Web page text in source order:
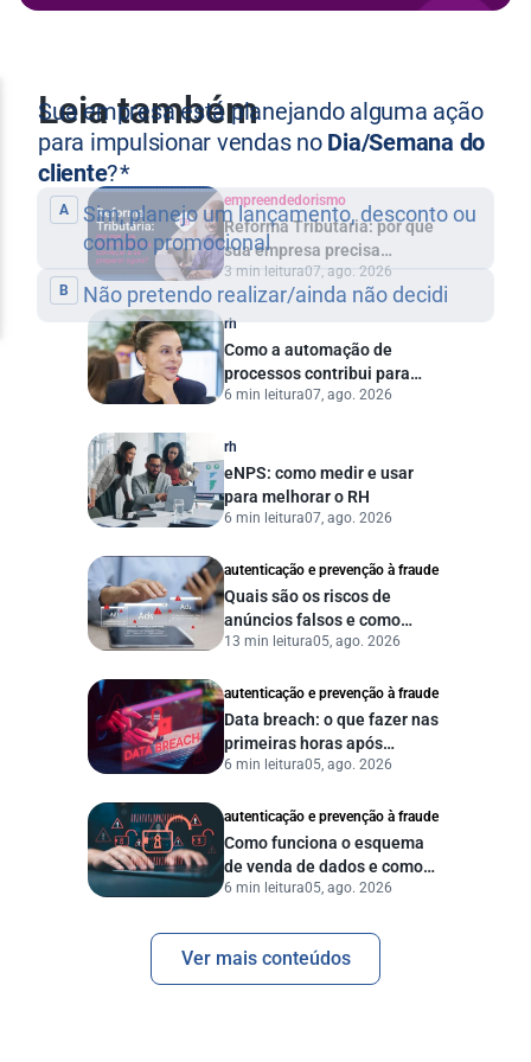
Leia também
empreendedorismo
Reforma Tributária: por que
sua empresa precisa
começar a se preparar
agora?
3 min leitura07, ago. 2026
rh
Como a automação de
processos contribui para
uma gestão pública mais
6 min leitura07, ago. 2026
rh
eNPS: como medir e usar
para melhorar o RH
6 min leitura07, ago. 2026
autenticação e prevenção à fraude
Quais são os riscos de
anúncios falsos e como
proteger seu negócio?
13 min leitura05, ago. 2026
autenticação e prevenção à fraude
Data breach: o que fazer nas
primeiras horas após
vazamento de dados?
6 min leitura05, ago. 2026
autenticação e prevenção à fraude
Como funciona o esquema
de venda de dados e como
proteger sua empresa?
6 min leitura05, ago. 2026
Ver mais conteúdos